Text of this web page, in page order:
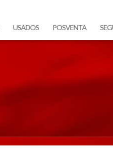
USADOS POSVENTA